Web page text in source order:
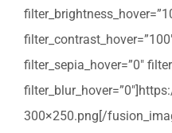
filter_sepia_hover=”0″
300×250.png[/